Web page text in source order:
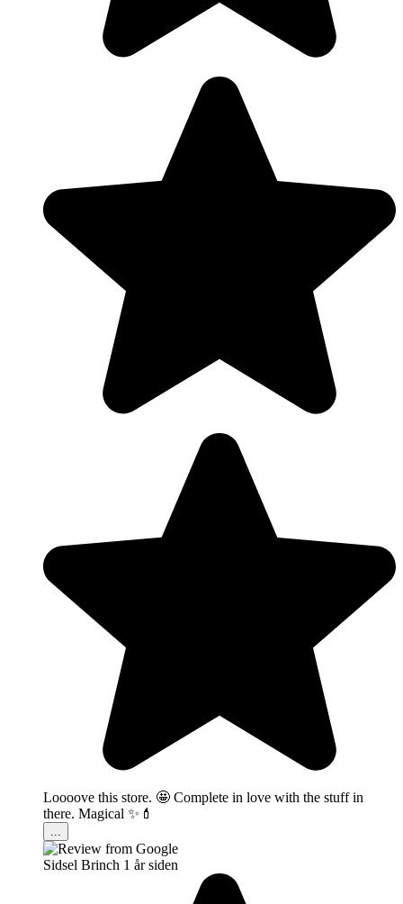
Loooove this store. 🤩 Complete in love with the stuff in
there. Magical ✨💄
...
Sidsel Brinch 1 år siden